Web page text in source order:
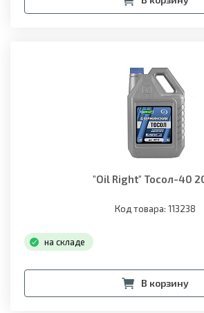
"Oil Right" Тосол-40
Код товара: 113238
на складе
В корзину